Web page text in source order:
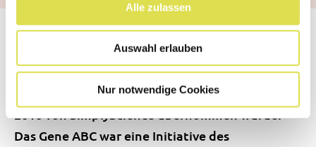
Alle zulassen
Auswahl erlauben
Nur notwendige Cookies
Zuletzt geändert: 18.05.2021
Dieser Beitrag integriert Inhalte von der
ehemaligen Website gene-abc.ch, die im Jahr
Das Gene ABC war eine Initiative des